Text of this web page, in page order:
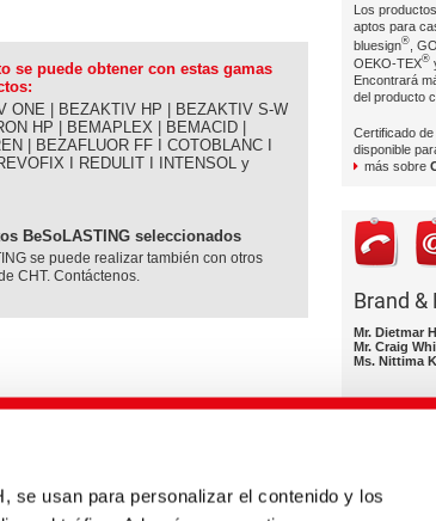
se usan para personalizar el contenido y los
se puede obtener con estas gamas
ONE | BEZAKTIV HP | BEZAKTIV S-W
HP | BEMAPLEX | BEMACID |
| BEZAFLUOR FF I COTOBLANC I
I REDULIT I INTENSOL y
BeSoLASTING seleccionados
se puede realizar también con otros
CHT. Contáctenos.
Los
aptos para
bluesign® ,
OEKO-TEX®
Encontrará
del producto
Certificado
disponible
más sobre
Brand &
Mr. Dietmar
Mr. Craig
Ms. Nittima
brand-